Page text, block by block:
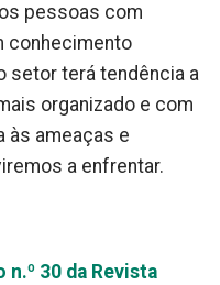
pessoas com
conhecimento
setor terá tendência a
organizado e com
às ameaças e
a enfrentar.
n.º 30 da Revista